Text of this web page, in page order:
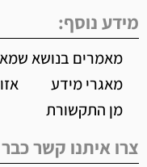
מידע נוסף:
מאמרים בנושא
מאגרי מידע
מן התקשורת
צרו איתנו קשר